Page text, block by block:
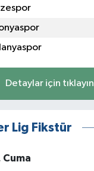
Detaylar için tıklayın
Lig Fikstür
Cuma